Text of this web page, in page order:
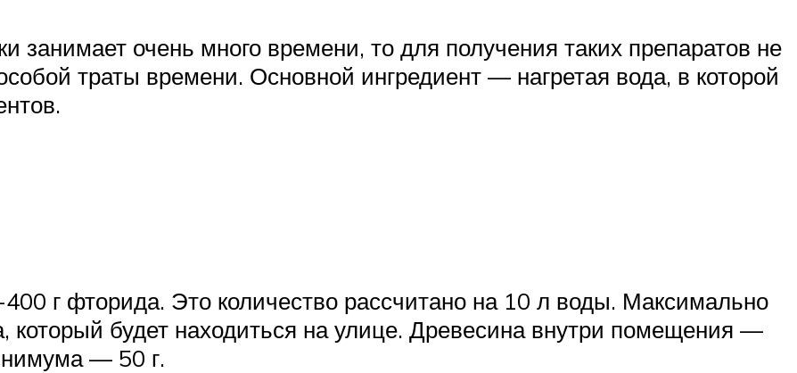
занимает очень много времени, то для получения таких препаратов не
траты времени. Основной ингредиент — нагретая вода, в которой
г фторида. Это количество рассчитано на 10 л воды. Максимально
который будет находиться на улице. Древесина внутри помещения —
— 50 г.